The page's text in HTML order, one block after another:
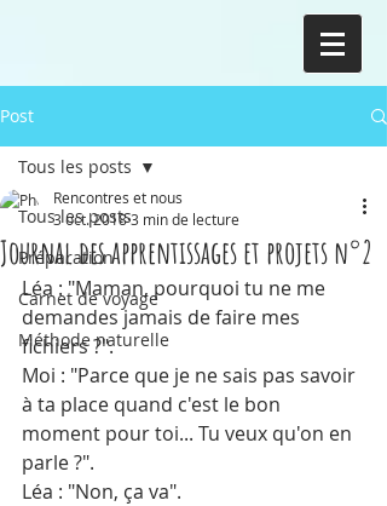
Post
Tous les posts
Préparation
Carnet de voyage
Méthode naturelle
Tous les posts
Journal des apprentissages et projets n°2
Rencontres et nous
3 oct. 20183 min de lecture
Léa : "Maman, pourquoi tu ne me
demandes jamais de faire mes
fichiers ?".
Moi : "Parce que je ne sais pas savoir
à ta place quand c'est le bon
moment pour toi... Tu veux qu'on en
parle ?".
Léa : "Non, ça va".